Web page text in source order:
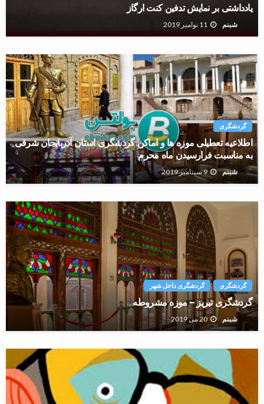
یادداشتی بر نمایش تدفین کنت ارگاز
شبنم 11 نوامبر 2019
گردشگری
اطلاعیه تعطیلی موزه ها و اماکن گردشگری استان آذربایجان شرقی
به مناسبت فرارسیدن ماه محرم
شبنم 9 سپتامبر 2019
گردشگری گردشگری داخل شهر
گردشگری تبریز – موزه مشروطه
شبنم 20 می 2019